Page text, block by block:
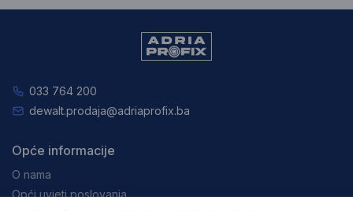
033 764 200
dewalt.prodaja@adriaprofix.ba
Opće informacije
O nama
Opći uvjeti poslovanja